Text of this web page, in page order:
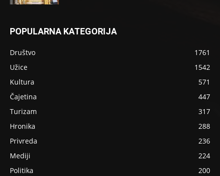
POPULARNA KATEGORIJA
Društvo
1761
Užice
1542
Kultura
571
Čajetina
447
Turizam
317
Hronika
288
Privreda
236
Mediji
224
Politika
200